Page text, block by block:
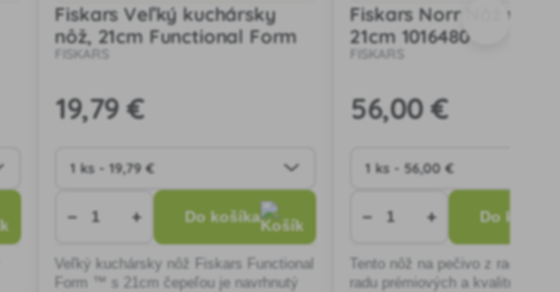
Fiskars Veľký kuchársky
nôž, 21cm Functional Form
1057534
FISKARS
19,79 €
− + Do košíka
Veľký kuchársky nôž Fiskars Functional
Form ™ s 21cm čepeľou je navrhnutý
Fiskars Norr Nôž na
21cm 1016480
FISKARS
56,00 €
− + Do košíka
Tento nôž na pečivo z rady
radu prémiových a kvalitných